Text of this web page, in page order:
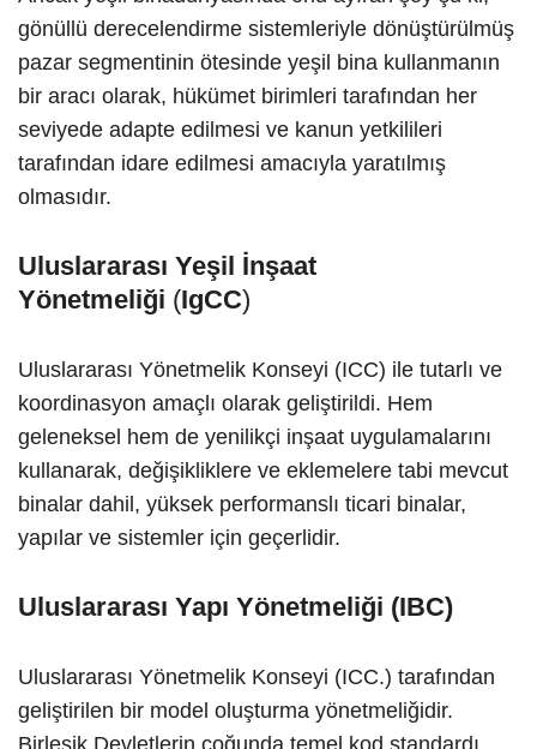
gönüllü derecelendirme sistemleriyle dönüştürülmüş
pazar segmentinin ötesinde yeşil bina kullanmanın
bir aracı olarak, hükümet birimleri tarafından her
seviyede adapte edilmesi ve kanun yetkilileri
tarafından idare edilmesi amacıyla yaratılmış
olmasıdır.
Uluslararası Yeşil İnşaat
Yönetmeliği (IgCC)
Uluslararası Yönetmelik Konseyi (ICC) ile tutarlı ve
koordinasyon amaçlı olarak geliştirildi. Hem
geleneksel hem de yenilikçi inşaat uygulamalarını
kullanarak, değişikliklere ve eklemelere tabi mevcut
binalar dahil, yüksek performanslı ticari binalar,
yapılar ve sistemler için geçerlidir.
Uluslararası Yapı Yönetmeliği (IBC)
Uluslararası Yönetmelik Konseyi (ICC.) tarafından
geliştirilen bir model oluşturma yönetmeliğidir.
Birleşik Devletlerin çoğunda temel kod standardı